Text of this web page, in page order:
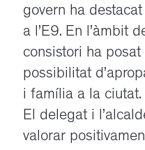
govern ha
a l’E9. En l’àmbit
consistori ha
possibilitat
i família a la ciutat.
El delegat i
valorar